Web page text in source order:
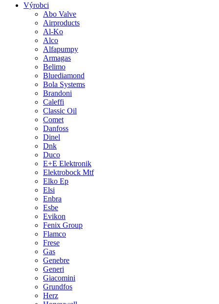
Výrobci
Abo Valve
Airproducts
Al-Ko
Alco
Alfapumpy
Armagas
Belimo
Bluediamond
Bola Systems
Brandoni
Caleffi
Classic Oil
Comet
Danfoss
Dinel
Dnk
Duco
E+E Elektronik
Elektrobock Mtf
Elko Ep
Elsi
Enbra
Esbe
Evikon
Fenix Group
Flamco
Frese
Gas
Genebre
Generi
Giacomini
Grundfos
Herz